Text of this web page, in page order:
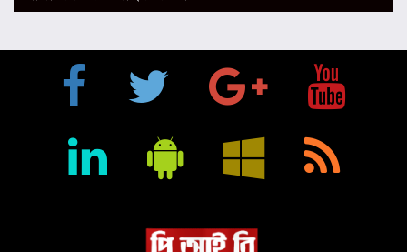
প্রতিষ্ঠানে রূপান্তরের আহ্বান ডা. জুবাইদা রহমানের
মুক্তিযুদ্ধে ইস্ট বেঙ্গল রেজিমেন্টের গৌরবোজ্জ্বল ভূমিকা ইতিহাসের
অবিচ্ছেদ্য অধ্যায়: স্পিকার হাফিজ উদ্দিন আহমদ বীর বিক্রম
শিক্ষা প্রতিষ্ঠান জ্ঞানের বাতিঘর, শিক্ষকরা সেই আলোর বাহক: তথ্যমন্ত্রী
বায়েজিদ বোস্তামী থানার অভিযানে নিষিদ্ধ ঘোষিত আ. লীগের কর্মী